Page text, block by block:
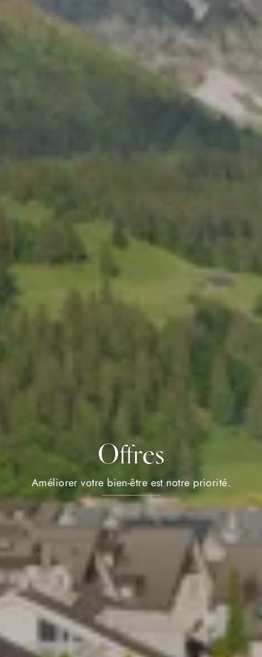
Offres
Améliorer votre bien-être est notre priorité.